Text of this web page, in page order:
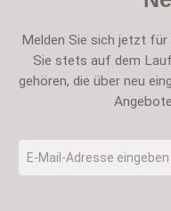
Melden Sie sich jetzt für
Sie stets auf dem
gehören, die über neu